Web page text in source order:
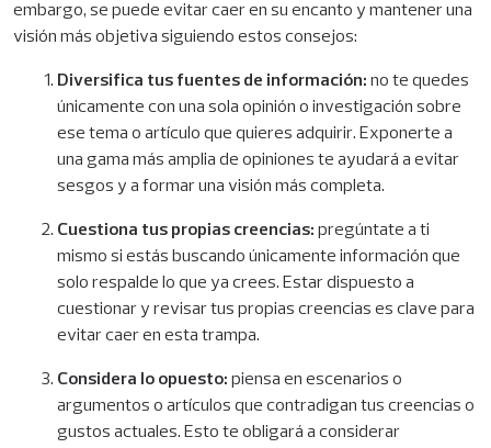
embargo, se puede evitar caer en su encanto y mantener una
visión más objetiva siguiendo estos consejos:
Diversifica tus fuentes de información: no te quedes
únicamente con una sola opinión o investigación sobre
ese tema o artículo que quieres adquirir. Exponerte a
una gama más amplia de opiniones te ayudará a evitar
sesgos y a formar una visión más completa.
Cuestiona tus propias creencias: pregúntate a ti
mismo si estás buscando únicamente información que
solo respalde lo que ya crees. Estar dispuesto a
cuestionar y revisar tus propias creencias es clave para
evitar caer en esta trampa.
Considera lo opuesto: piensa en escenarios o
argumentos o artículos que contradigan tus creencias o
gustos actuales. Esto te obligará a considerar